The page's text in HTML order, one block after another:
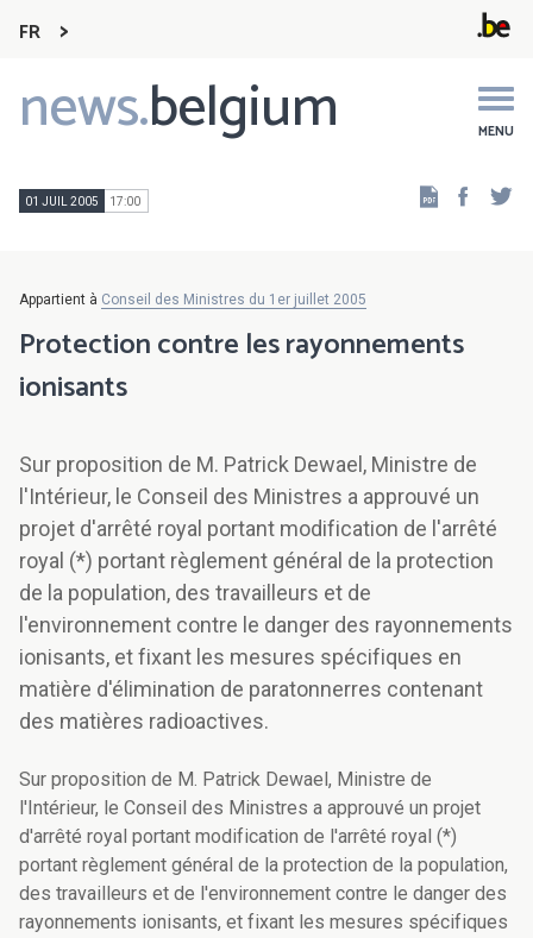
FR
news.belgium MENU
Main
navigation
01 JUIL 2005 17:00
Appartient à Conseil des Ministres du 1er juillet 2005
Protection contre les rayonnements
ionisants
Sur proposition de M. Patrick Dewael, Ministre de
l'Intérieur, le Conseil des Ministres a approuvé un
projet d'arrêté royal portant modification de l'arrêté
royal (*) portant règlement général de la protection
de la population, des travailleurs et de
l'environnement contre le danger des rayonnements
ionisants, et fixant les mesures spécifiques en
matière d'élimination de paratonnerres contenant
des matières radioactives.
Sur proposition de M. Patrick Dewael, Ministre de
l'Intérieur, le Conseil des Ministres a approuvé un projet
d'arrêté royal portant modification de l'arrêté royal (*)
portant règlement général de la protection de la population,
des travailleurs et de l'environnement contre le danger des
rayonnements ionisants, et fixant les mesures spécifiques